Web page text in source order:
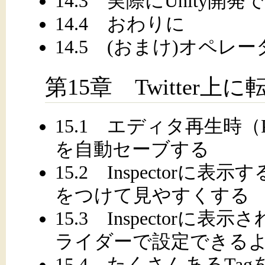
14.4 おわりに
14.5 (おまけ)オペレー
第15章 Twitter上に
15.1 エディタ再生時（
を自動セーブする
15.2 Inspectorに表示す
をつけて見やすくする
15.3 Inspectorに表示さ
ライダーで設定できる